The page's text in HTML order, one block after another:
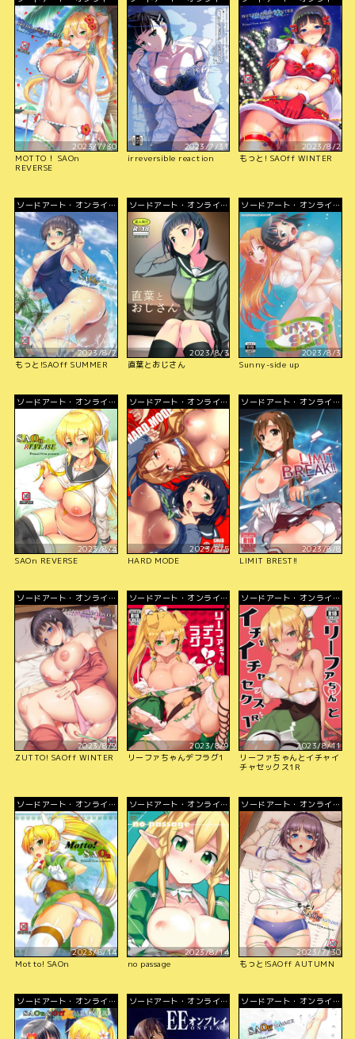
ン
2023/7/30
MOTTO！ SAOn
REVERSE
ン
2023/7/31
irreversible reaction
2023/8/2
もっと! SAOff WINTER
ソードアート・オンライ
ン
2023/8/2
もっと!SAOff SUMMER
ソードアート・オンライ
ン
2023/8/3
直葉とおじさん
ソードアート・オンライ
ン
2023/8/3
Sunny-side up
ソードアート・オンライ
2023/8/4
SAOn REVERSE
ソードアート・オンライ
ン
2023/8/5
HARD MODE
ソードアート・オンライ
ン
2023/8/8
LIMIT BREST!!
ソードアート・オンライ
ン
2023/8/9
ZUTTO! SAOff WINTER
ソードアート・オンライ
ン
2023/8/9
リーファちゃんデフラグ1
ソードアート・オンライ
ン
2023/8/11
リーファちゃんとイチャイ
チャセックス1R
ソードアート・オンライ
ン
2023/8/14
Motto! SAOn
ソードアート・オンライ
ン
2023/8/14
no passage
ソードアート・オンライ
ン
2023/7/30
もっと!SAOff AUTUMN
ソードアート・オンライ
ン
ソードアート・オンライ
ソードアート・オンライ